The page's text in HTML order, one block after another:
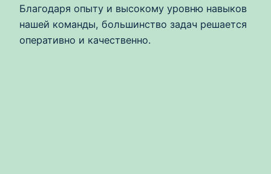
Благодаря опыту и высокому уровню навыков
нашей команды, большинство задач решается
оперативно и качественно.